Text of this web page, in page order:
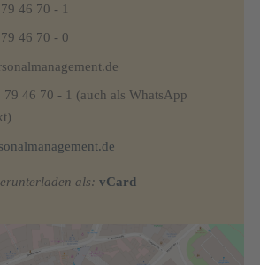
46 70 - 1
46 70 - 0
79 46 70 - 1 (auch als WhatsApp
als: vCard